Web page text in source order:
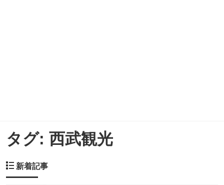
タグ: 西武観光
新着記事